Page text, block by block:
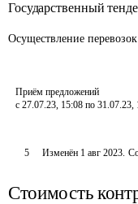
Государственный
Осуществление перевозок
Приём предложений
с 27.07.23, 15:08 по 31.07.23,
5 Изменён 1 авг 2023.
Стоимость